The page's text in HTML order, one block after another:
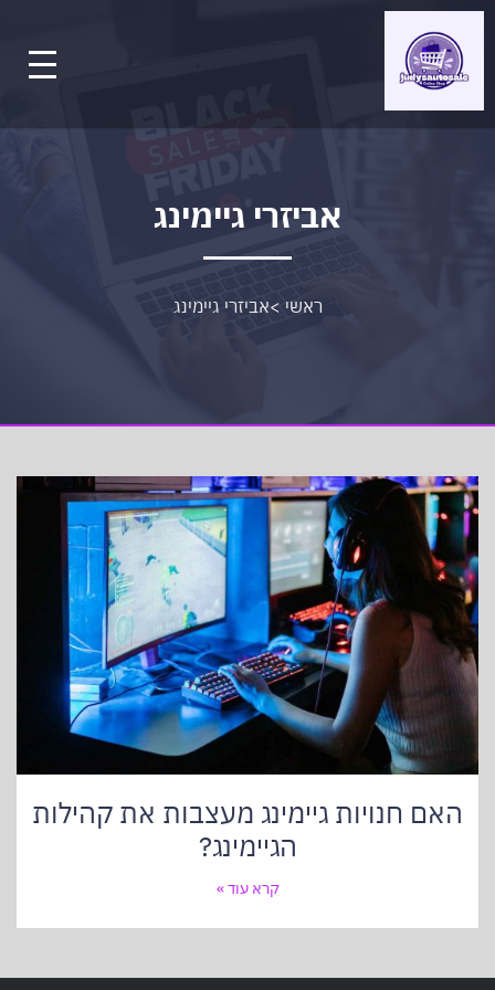
אביזרי גיימינג
ראשי >אביזרי גיימינג
האם חנויות גיימינג מעצבות את קהילות
הגיימינג?
קרא עוד »